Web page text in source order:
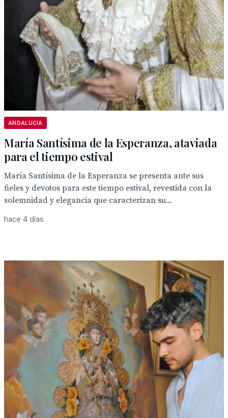
ANDALUCÍA
María Santísima de la Esperanza, ataviada
para el tiempo estival
María Santísima de la Esperanza se presenta ante sus
fieles y devotos para este tiempo estival, revestida con la
solemnidad y elegancia que caracterizan su...
hace 4 días